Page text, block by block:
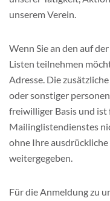
unserem Verein.
Wenn Sie an den auf
Listen teilnehmen
Adresse. Die
oder sonstiger
freiwilliger Basis und ist
Mailinglistendienstes
ohne Ihre
weitergegeben.
Für die Anmeldung zu